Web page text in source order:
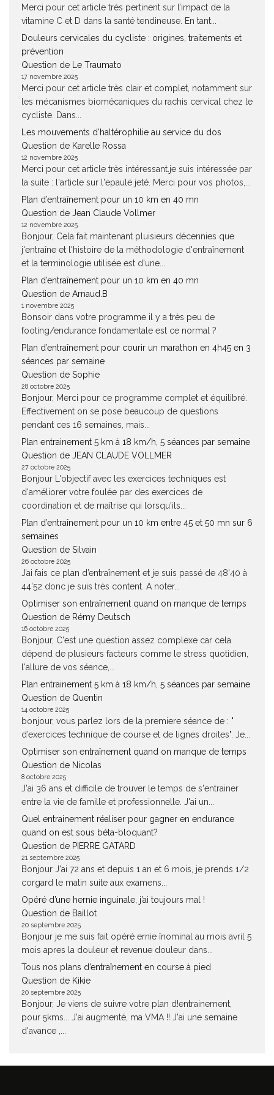
Merci pour cet article très pertinent sur l’impact de la
vitamine C et D dans la santé tendineuse. En tant...
Douleurs cervicales du cycliste : origines, traitements et
prévention
Question de Le Traumato
17 novembre 2025
Merci pour cet article très clair et complet, notamment sur
les mécanismes biomécaniques du rachis cervical chez le
cycliste. Dans...
Les mouvements d’haltérophilie au service du dos
Question de Karelle Rossa
12 novembre 2025
Merci pour cet article très intéressant.je suis intéressée par
la suite : l'article sur l'epaulé jeté. Merci pour vos photos,...
Plan d’entraînement pour un 10 km en 40 mn
Question de Jean Claude Vollmer
12 novembre 2025
Bonjour, Cela fait maintenant pluisieurs décennies que
j'entraîne et l'histoire de la méthodologie d'entraînement
et la terminologie utilisée est d'une...
Plan d’entraînement pour un 10 km en 40 mn
Question de Arnaud.B
1 novembre 2025
Bonsoir dans votre programme il y a très peu de
footing/endurance fondamentale est ce normal ?
Plan d’entraînement pour courir un marathon en 4h45 en 3
séances par semaine
Question de Sophie
28 octobre 2025
Bonjour, Merci pour ce programme complet et équilibré.
Effectivement on se pose beaucoup de questions
pendant ces 16 semaines, mais...
Plan entrainement 5 km à 18 km/h, 5 séances par semaine
Question de JEAN CLAUDE VOLLMER
27 octobre 2025
Bonjour L'objectif avec les exercices techniques est
d'améliorer votre foulée par des exercices de
coordination et de maîtrise qui lorsqu'ils...
Plan d’entraînement pour un 10 km entre 45 et 50 mn sur 6
semaines
Question de Silvain
26 octobre 2025
J’ai fais ce plan d’entraînement et je suis passé de 48’40 à
44’52 donc je suis très content. A noter...
Optimiser son entraînement quand on manque de temps
Question de Rémy Deutsch
16 octobre 2025
Bonjour, C'est une question assez complexe car cela
dépend de plusieurs facteurs comme le stress quotidien,
l'allure de vos séance,...
Plan entrainement 5 km à 18 km/h, 5 séances par semaine
Question de Quentin
14 octobre 2025
bonjour, vous parlez lors de la premiere séance de : "
d’exercices technique de course et de lignes droites". Je...
Optimiser son entraînement quand on manque de temps
Question de Nicolas
8 octobre 2025
J'ai 36 ans et difficile de trouver le temps de s'entrainer
entre la vie de famille et professionnelle. J'ai un...
Quel entrainement réaliser pour gagner en endurance
quand on est sous béta-bloquant?
Question de PIERRE GATARD
21 septembre 2025
Bonjour J'ai 72 ans et depuis 1 an et 6 mois, je prends 1/2
corgard le matin suite aux examens...
Opéré d’une hernie inguinale, j’ai toujours mal !
Question de Baillot
20 septembre 2025
Bonjour je me suis fait opéré ernie înominal au mois avril 5
mois apres la douleur et revenue douleur dans...
Tous nos plans d’entraînement en course à pied
Question de Kikie
20 septembre 2025
Bonjour, Je viens de suivre votre plan d!entrainement,
pour 5kms... J'ai augmenté, ma VMA !! J'ai une semaine
d'avance ,...